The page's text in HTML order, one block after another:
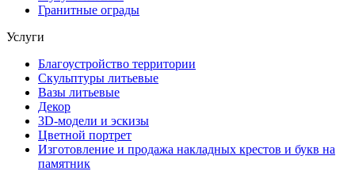
Гранитные ограды
Услуги
Благоустройство территории
Скульптуры литьевые
Вазы литьевые
Декор
3D-модели и эскизы
Цветной портрет
Изготовление и продажа накладных крестов и букв на
памятник